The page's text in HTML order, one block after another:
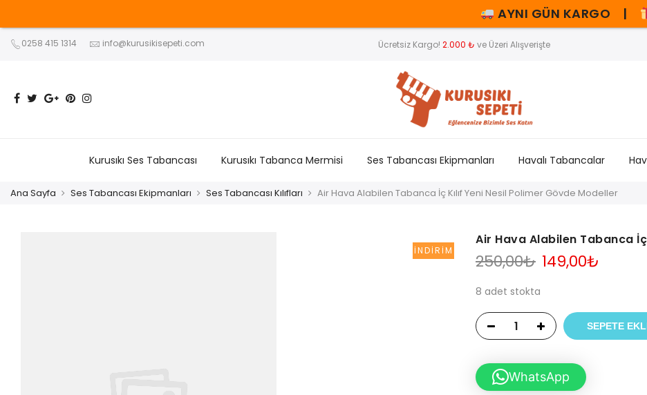
0258 415 1314 info@kurusikisepeti.com Ücretsiz Kargo!2.000 ₺ ve Üzeri Alışverişte
Kurusıkı Ses Tabancası Kurusıkı Tabanca Mermisi Ses Tabancası Ekipmanları Havalı Tabancalar
Ana Sayfa Ses Tabancası Ekipmanları Ses Tabancası Kılıfları Air Hava Alabilen Tabanca İç Kılıf Yeni Nesil Polimer Gövde Modeller
İNDIRIM
Air Hava Alabilen Tabanca
250,00₺ Orijinal
fiyat:
250,00₺.
149,00₺
8 adet stokta
SEPETE
WhatsApp
AYNI GÜN KARGO | 2.000